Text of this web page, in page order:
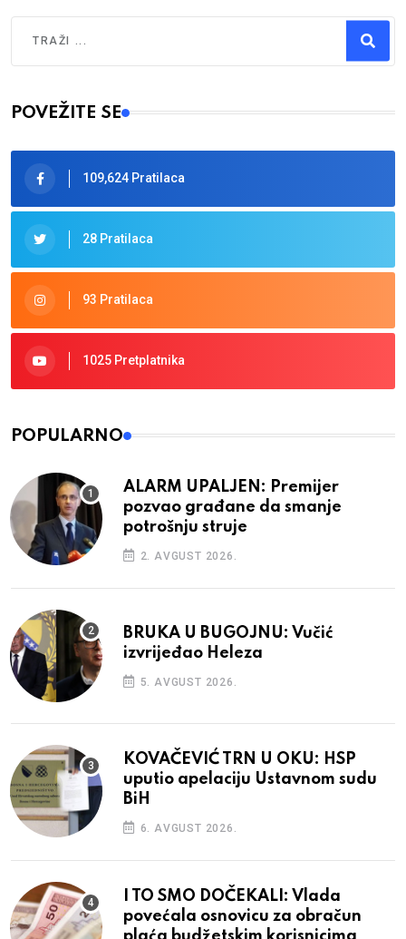
Type 2 or more characters for results.
POVEŽITE SE
109,624 Pratilaca
28 Pratilaca
93 Pratilaca
1025 Pretplatnika
POPULARNO
ALARM UPALJEN: Premijer
pozvao građane da smanje
potrošnju struje
2. AVGUST 2026.
BRUKA U BUGOJNU: Vučić
izvrijeđao Heleza
5. AVGUST 2026.
KOVAČEVIĆ TRN U OKU: HSP
uputio apelaciju Ustavnom sudu
BiH
6. AVGUST 2026.
I TO SMO DOČEKALI: Vlada
povećala osnovicu za obračun